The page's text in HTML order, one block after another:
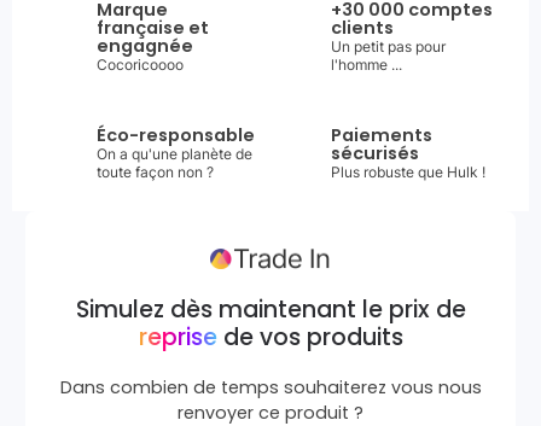
Marque
française et
engagnée
Cocoricoooo
+30 000 comptes
clients
Un petit pas pour
l'homme ...
Éco-responsable
On a qu'une planète de
toute façon non ?
Paiements
sécurisés
Plus robuste que Hulk !
Simulez dès maintenant le prix de
reprisede vos produits
Dans combien de temps souhaiterez vous nous
renvoyer ce produit ?